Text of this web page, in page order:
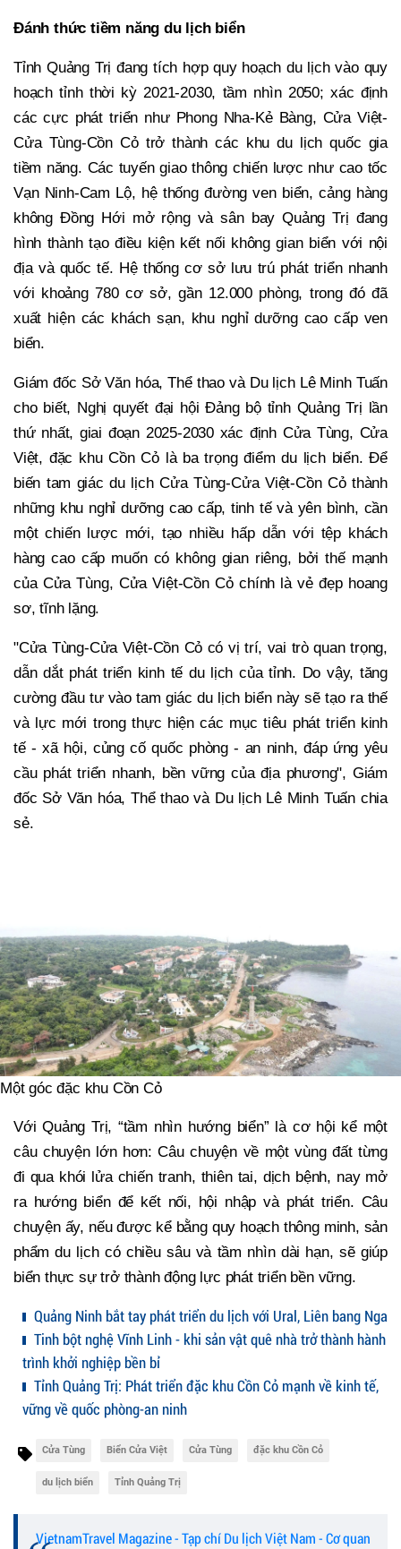
Đánh thức tiềm năng du lịch biển
Tỉnh Quảng Trị đang tích hợp quy hoạch du lịch vào quy
hoạch tỉnh thời kỳ 2021-2030, tầm nhìn 2050; xác định
các cực phát triển như Phong Nha-Kẻ Bàng, Cửa Việt-
Cửa Tùng-Cồn Cỏ trở thành các khu du lịch quốc gia
tiềm năng. Các tuyến giao thông chiến lược như cao tốc
Vạn Ninh-Cam Lộ, hệ thống đường ven biển, cảng hàng
không Đồng Hới mở rộng và sân bay Quảng Trị đang
hình thành tạo điều kiện kết nối không gian biển với nội
địa và quốc tế. Hệ thống cơ sở lưu trú phát triển nhanh
với khoảng 780 cơ sở, gần 12.000 phòng, trong đó đã
xuất hiện các khách sạn, khu nghỉ dưỡng cao cấp ven
biển.
Giám đốc Sở Văn hóa, Thể thao và Du lịch Lê Minh Tuấn
cho biết, Nghị quyết đại hội Đảng bộ tỉnh Quảng Trị lần
thứ nhất, giai đoạn 2025-2030 xác định Cửa Tùng, Cửa
Việt, đặc khu Cồn Cỏ là ba trọng điểm du lịch biển. Để
biến tam giác du lịch Cửa Tùng-Cửa Việt-Cồn Cỏ thành
những khu nghỉ dưỡng cao cấp, tinh tế và yên bình, cần
một chiến lược mới, tạo nhiều hấp dẫn với tệp khách
hàng cao cấp muốn có không gian riêng, bởi thế mạnh
của Cửa Tùng, Cửa Việt-Cồn Cỏ chính là vẻ đẹp hoang
sơ, tĩnh lặng.
"Cửa Tùng-Cửa Việt-Cồn Cỏ có vị trí, vai trò quan trọng,
dẫn dắt phát triển kinh tế du lịch của tỉnh. Do vậy, tăng
cường đầu tư vào tam giác du lịch biển này sẽ tạo ra thế
và lực mới trong thực hiện các mục tiêu phát triển kinh
tế - xã hội, củng cố quốc phòng - an ninh, đáp ứng yêu
cầu phát triển nhanh, bền vững của địa phương", Giám
đốc Sở Văn hóa, Thể thao và Du lịch Lê Minh Tuấn chia
sẻ.
Một góc đặc khu Cồn Cỏ
Với Quảng Trị, “tầm nhìn hướng biển” là cơ hội kể một
câu chuyện lớn hơn: Câu chuyện về một vùng đất từng
đi qua khói lửa chiến tranh, thiên tai, dịch bệnh, nay mở
ra hướng biển để kết nối, hội nhập và phát triển. Câu
chuyện ấy, nếu được kể bằng quy hoạch thông minh, sản
phẩm du lịch có chiều sâu và tầm nhìn dài hạn, sẽ giúp
biển thực sự trở thành động lực phát triển bền vững.
Quảng Ninh bắt tay phát triển du lịch với Ural, Liên bang Nga
Tinh bột nghệ Vĩnh Linh - khi sản vật quê nhà trở thành hành
trình khởi nghiệp bền bỉ
Tỉnh Quảng Trị: Phát triển đặc khu Cồn Cỏ mạnh về kinh tế,
vững về quốc phòng-an ninh
Cửa Tùng Biển Cửa Việt Cửa Tùng đặc khu Cồn Cỏ
du lịch biển Tỉnh Quảng Trị
VietnamTravel Magazine - Tạp chí Du lịch Việt Nam - Cơ quan